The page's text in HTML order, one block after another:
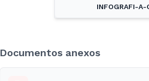
INFOGRAFI-A-
Documentos anexos